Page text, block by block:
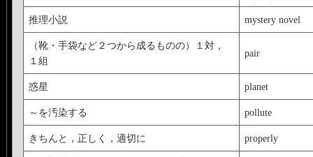
推理小説 mystery novel
（靴・手袋など２つから成るものの）１対，
１組
pair
惑星 planet
～を汚染する pollute
きちんと，正しく，適切に properly